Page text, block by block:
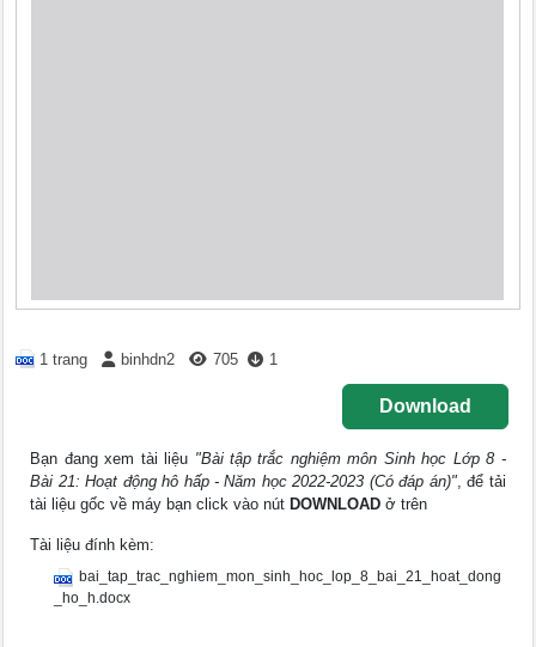
1 trang binhdn2 705 1
Download
Bạn đang xem tài liệu "Bài tập trắc nghiệm môn Sinh học Lớp 8 -
Bài 21: Hoạt động hô hấp - Năm học 2022-2023 (Có đáp án)", để tải
tài liệu gốc về máy bạn click vào nút DOWNLOAD ở trên
Tài liệu đính kèm:
bai_tap_trac_nghiem_mon_sinh_hoc_lop_8_bai_21_hoat_dong
_ho_h.docx